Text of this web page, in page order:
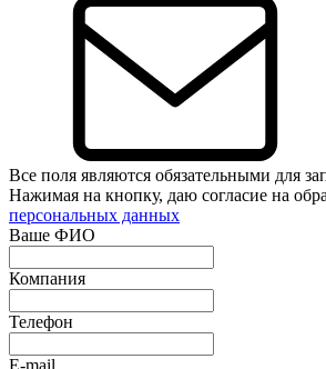
Все поля являются обязательными для
Нажимая на кнопку, даю согласие на
персональных данных
Ваше ФИО
Компания
Телефон
E-mail